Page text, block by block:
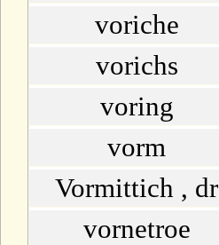
voriche
vorichs
voring
vorm
Vormittich , dr
vornetroe